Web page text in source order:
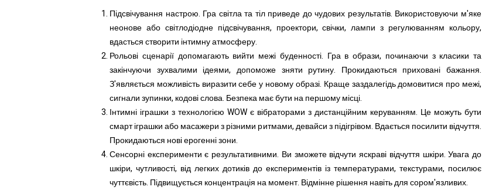
Підсвічування настрою. Гра світла та тіл приведе до чудових результатів. Використовуючи м'яке
неонове або світлодіодне підсвічування, проектори, свічки, лампи з регулюванням кольору,
вдасться створити інтимну атмосферу.
Рольові сценарії допомагають вийти межі буденності. Гра в образи, починаючи з класики та
закінчуючи зухвалими ідеями, допоможе зняти рутину. Прокидаються приховані бажання.
З'являється можливість виразити себе у новому образі. Краще заздалегідь домовитися про межі,
сигнали зупинки, кодові слова. Безпека має бути на першому місці.
Інтимні іграшки з технологією WOW є вібраторами з дистанційним керуванням. Це можуть бути
смарт іграшки або масажери з різними ритмами, девайси з підігрівом. Вдається посилити відчуття.
Прокидаються нові ерогенні зони.
Сенсорні експерименти є результативними. Ви зможете відчути яскраві відчуття шкіри. Увага до
шкіри, чутливості, від легких дотиків до експериментів із температурами, текстурами, посилює
чуттєвість. Підвищується концентрація на момент. Відмінне рішення навіть для сором'язливих.